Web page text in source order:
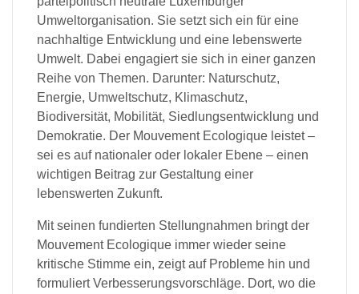
Umweltorganisation. Sie setzt sich ein für eine
nachhaltige Entwicklung und eine lebenswerte
Umwelt. Dabei engagiert sie sich in einer ganzen
Reihe von Themen. Darunter: Naturschutz,
Energie, Umweltschutz, Klimaschutz,
Biodiversität, Mobilität, Siedlungsentwicklung und
Demokratie. Der Mouvement Ecologique leistet –
sei es auf nationaler oder lokaler Ebene – einen
wichtigen Beitrag zur Gestaltung einer
lebenswerten Zukunft.
Mit seinen fundierten Stellungnahmen bringt der
Mouvement Ecologique immer wieder seine
kritische Stimme ein, zeigt auf Probleme hin und
formuliert Verbesserungsvorschläge. Dort, wo die